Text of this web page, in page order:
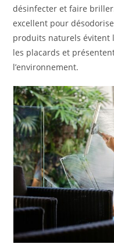
désinfecter et faire
excellent pour
produits naturels évitent
les placards et
l’environnement.